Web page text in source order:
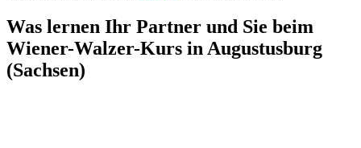
Was lernen Ihr Partner und Sie beim
Wiener-Walzer-Kurs in Augustusburg
(Sachsen)